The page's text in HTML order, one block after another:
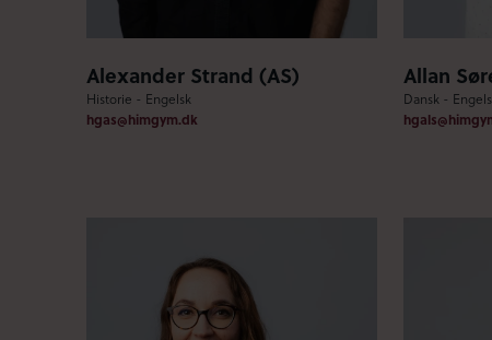
Alexander Strand (AS)
Historie - Engelsk
hgas@himgym.dk
Allan
Dansk -